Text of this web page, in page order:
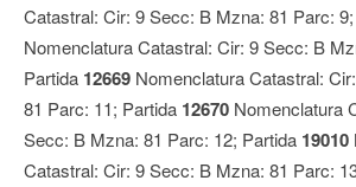
Catastral: Cir: 9 Secc: B Mzna: 81 Parc:
Nomenclatura Catastral: Cir: 9 Secc: B
Partida 12669 Nomenclatura Catastral:
81 Parc: 11; Partida 12670 Nomenclatura
Secc: B Mzna: 81 Parc: 12; Partida 19010
Catastral: Cir: 9 Secc: B Mzna: 81 Parc: